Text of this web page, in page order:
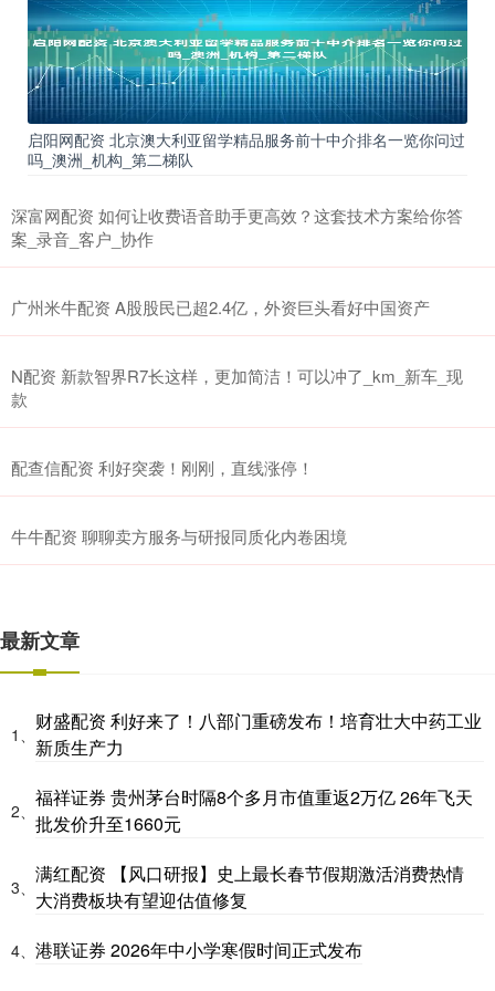
启阳网配资 北京澳大利亚留学精品服务前十中介排名一览你问过
吗_澳洲_机构_第二梯队
深富网配资 如何让收费语音助手更高效？这套技术方案给你答
案_录音_客户_协作
广州米牛配资 A股股民已超2.4亿，外资巨头看好中国资产
N配资 新款智界R7长这样，更加简洁！可以冲了_km_新车_现
款
配查信配资 利好突袭！刚刚，直线涨停！
牛牛配资 聊聊卖方服务与研报同质化内卷困境
最新文章
1、
财盛配资 利好来了！八部门重磅发布！培育壮大中药工业
新质生产力
2、
福祥证券 贵州茅台时隔8个多月市值重返2万亿 26年飞天
批发价升至1660元
3、
满红配资 【风口研报】史上最长春节假期激活消费热情
大消费板块有望迎估值修复
4、 港联证券 2026年中小学寒假时间正式发布